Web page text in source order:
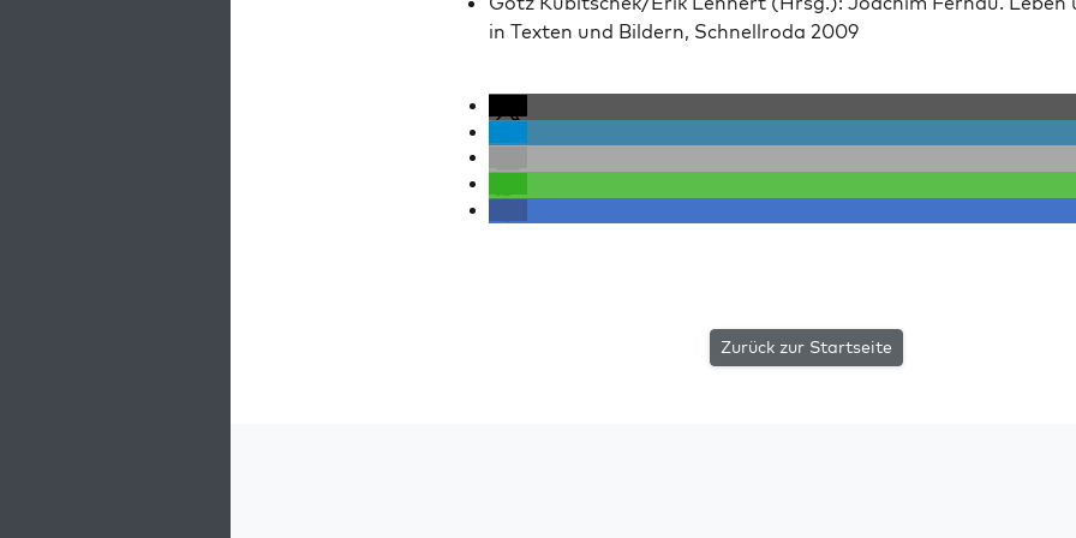
in Tex­ten und Bildern, Schnell­ro­da 2009
Zurück zur Startseite